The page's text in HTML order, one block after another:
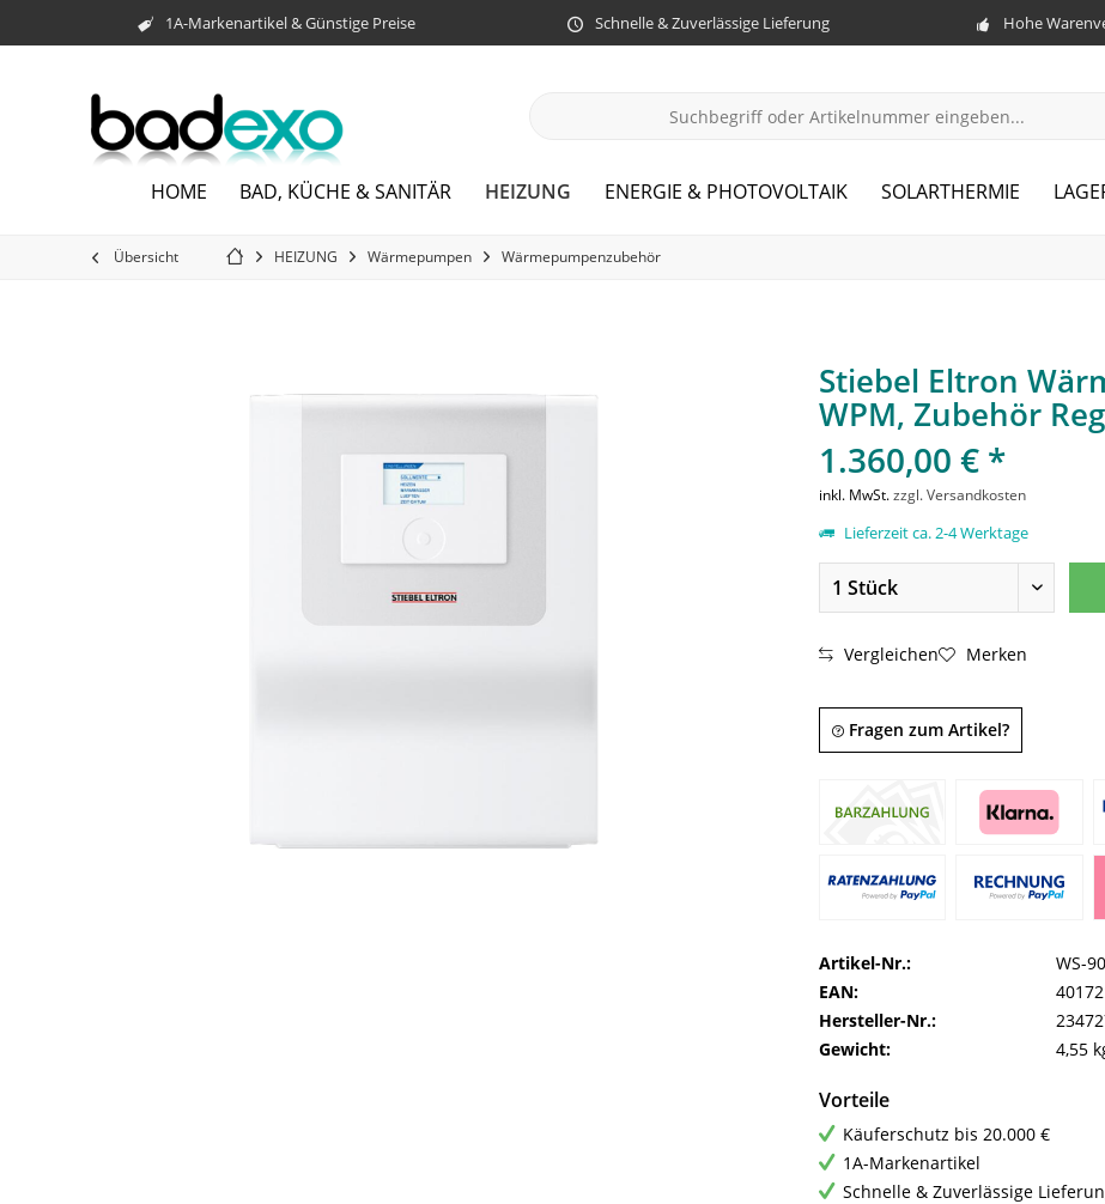
1A-Markenartikel & Günstige Preise Schnelle & Zuverlässige Lieferung Hohe
HOME BAD, KÜCHE & SANITÄR HEIZUNG ENERGIE & PHOTOVOLTAIK SOLARTHERMIE
Übersicht HEIZUNG Wärmepumpen Wärmepumpenzubehör
Stiebel Eltron
WPM, Zubehör
1.360,00 € *
inkl. MwSt.zzgl. Versandkosten
Lieferzeit ca. 2-4 Werktage
Vergleichen Merken
Fragen zum Artikel?
Artikel-Nr.:
WS-
EAN:
Hersteller-Nr.:
Gewicht:
4,55
Vorteile
Käuferschutz bis 20.000 €
1A-Markenartikel
Schnelle & Zuverlässige